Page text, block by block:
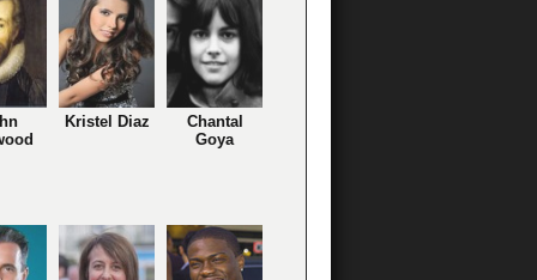
Kristel Diaz
Chantal
Goya